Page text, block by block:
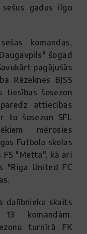
gadus ilgo
komandas,
šogad
pagājušās
Rēzeknes BJSS
tiesības šosezon
attiecības
to šosezon SFL
mērosies
Futbola skolas
FS "Metta", kā arī
"Riga United FC
dalībnieku skaits
komandām.
turnīrā FK